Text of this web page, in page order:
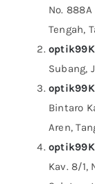
No.
Tengah,
Subang,
Bintaro
Aren,
Kav. 8/1,